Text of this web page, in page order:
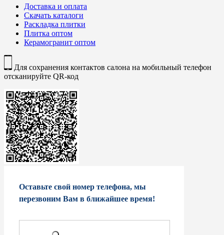
Доставка и оплата
Скачать каталоги
Раскладка плитки
Плитка оптом
Керамогранит оптом
Для сохранения контактов салона на мобильный телефон
отсканируйте QR-код
Оставьте свой номер телефона, мы
перезвоним Вам в ближайшее время!